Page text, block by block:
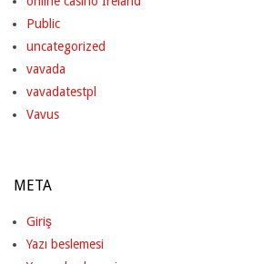
Public
uncategorized
vavada
vavadatestpl
Vavus
META
Giriş
Yazı beslemesi